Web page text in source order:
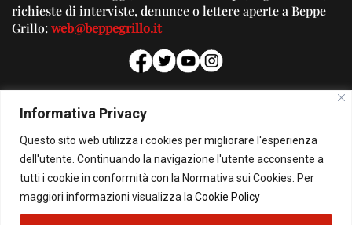
Informativa Privacy
Questo sito web utilizza i cookies per migliorare l'esperienza
dell'utente. Continuando la navigazione l'utente acconsente a
tutti i cookie in conformità con la Normativa sui Cookies. Per
maggiori informazioni visualizza la Cookie Policy
richieste di interviste, denunce o lettere aperte a Beppe
Grillo:web@beppegrillo.it
PUBBLICITA'
Per la tua pubblicità su questo Blog:
pubblicita@beppegrillo.it